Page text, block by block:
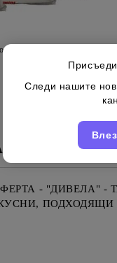
- "ДИВЕЛА" -
ПОДХОДЯЩИ
Следи нашите